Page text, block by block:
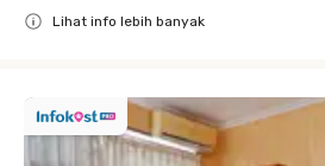
Lihat info lebih banyak